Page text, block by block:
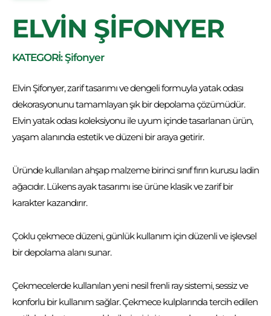
ELVİN ŞİFONYER
KATEGORİ: Şifonyer
Elvin Şifonyer, zarif tasarımı ve dengeli formuyla yatak odası
dekorasyonunu tamamlayan şık bir depolama çözümüdür.
Elvin yatak odası koleksiyonu ile uyum içinde tasarlanan ürün,
yaşam alanında estetik ve düzeni bir araya getirir.
Üründe kullanılan ahşap malzeme birinci sınıf fırın kurusu ladin
ağacıdır. Lükens ayak tasarımı ise ürüne klasik ve zarif bir
karakter kazandırır.
Çoklu çekmece düzeni, günlük kullanım için düzenli ve işlevsel
bir depolama alanı sunar.
Çekmecelerde kullanılan yeni nesil frenli ray sistemi, sessiz ve
konforlu bir kullanım sağlar. Çekmece kulplarında tercih edilen